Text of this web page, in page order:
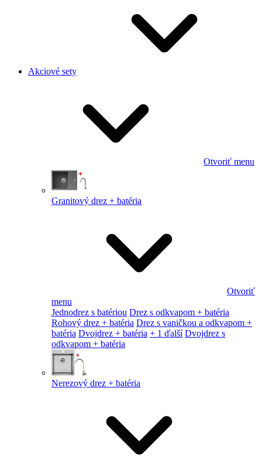
Akciové sety
Otvoriť menu
Granitový drez + batéria
Otvoriť
menu
Jednodrez s batériou Drez s odkvapom + batéria
Rohový drez + batéria Drez s vaničkou a odkvapom +
batéria Dvojdrez + batéria + 1 ďalší Dvojdrez s
odkvapom + batéria
Nerezový drez + batéria